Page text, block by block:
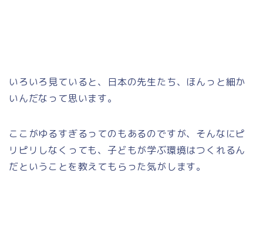
いろいろ見ていると、日本の先生たち、ほんっと細か
いんだなって思います。
ここがゆるすぎるってのもあるのですが、そんなにピ
リピリしなくっても、子どもが学ぶ環境はつくれるん
だということを教えてもらった気がします。